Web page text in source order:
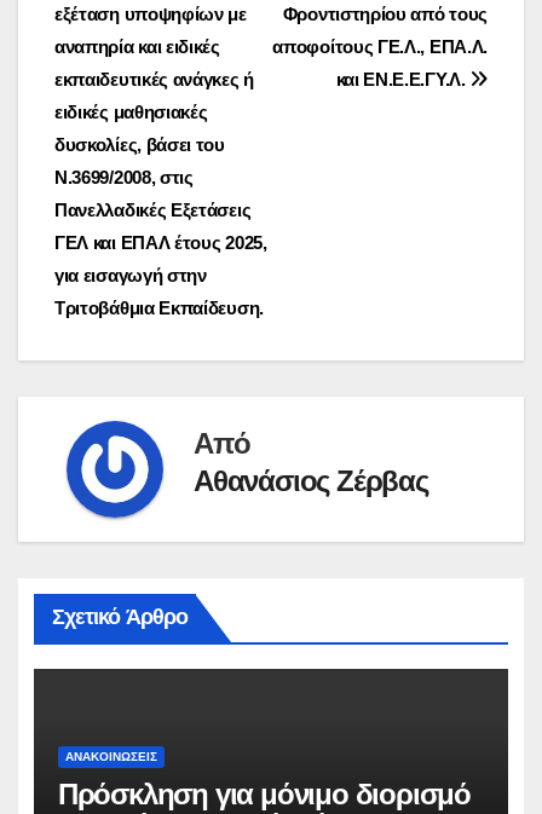
Φροντιστηρίου από τους
αποφοίτους ΓΕ.Λ., ΕΠΑ.Λ.
και ΕΝ.Ε.Ε.ΓΥ.Λ.
εξέταση υποψηφίων με
αναπηρία και ειδικές
εκπαιδευτικές ανάγκες ή
ειδικές μαθησιακές
δυσκολίες, βάσει του
Ν.3699/2008, στις
Πανελλαδικές Εξετάσεις
ΓΕΛ και ΕΠΑΛ έτους 2025,
για εισαγωγή στην
Τριτοβάθμια Εκπαίδευση.
Από
Αθανάσιος Ζέρβας
Σχετικό Άρθρο
ΑΝΑΚΟΙΝΏΣΕΙΣ
Πρόσκληση για μόνιμο διορισμό